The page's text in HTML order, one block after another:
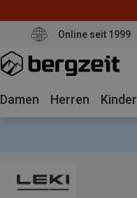
Online seit 1999
Damen Herren Kinder